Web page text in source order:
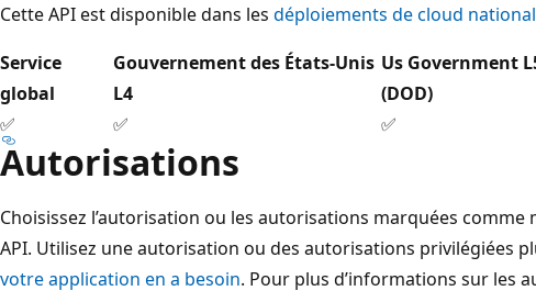
Cette API est disponible dans les déploiements de cloud national
Service
global
Gouvernement des États-Unis
L4
Us Government
(DOD)
✅
✅ ✅
Autorisations
Choisissez l’autorisation ou les autorisations marquées
API. Utilisez une autorisation ou des autorisations privilégiées
votre application en a besoin. Pour plus d’informations sur les